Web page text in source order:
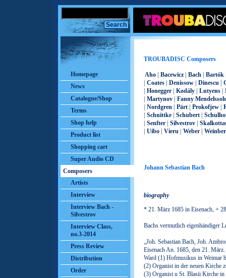
Homepage
News
Catalogue/Shop
Terms
Shop help
Product list
Shopping cart
Super Audio CD
Composers
Artists
Interview
Interview Bach -
Silvestrov
Interview Class,
no.3-2014
Press Review
Distribution
Order
TROUBADISC Composers
Aho Bacewicz Bach Bartók
Coates Denissow Dinescu
Honegger Kodály Lutyens
Martynov
Fanny
Nordgren Pärt Prokofjew
Schnittke Schubert
Senfter Silvestrov
Uibo Vieru Weber
Johann Sebastian Bach
biography
* 21. März 1685 in Eisenach, +
Bachs vermutlich eigenhändiger
„Joh. Sebastian Bach, Joh.
Eisenach An. 1685, den 21. März.
Ward (1) Hofmusikus in Weimar
(2) Organist in der neuen Kirche
(3) Organist u St. Blasii Kirche